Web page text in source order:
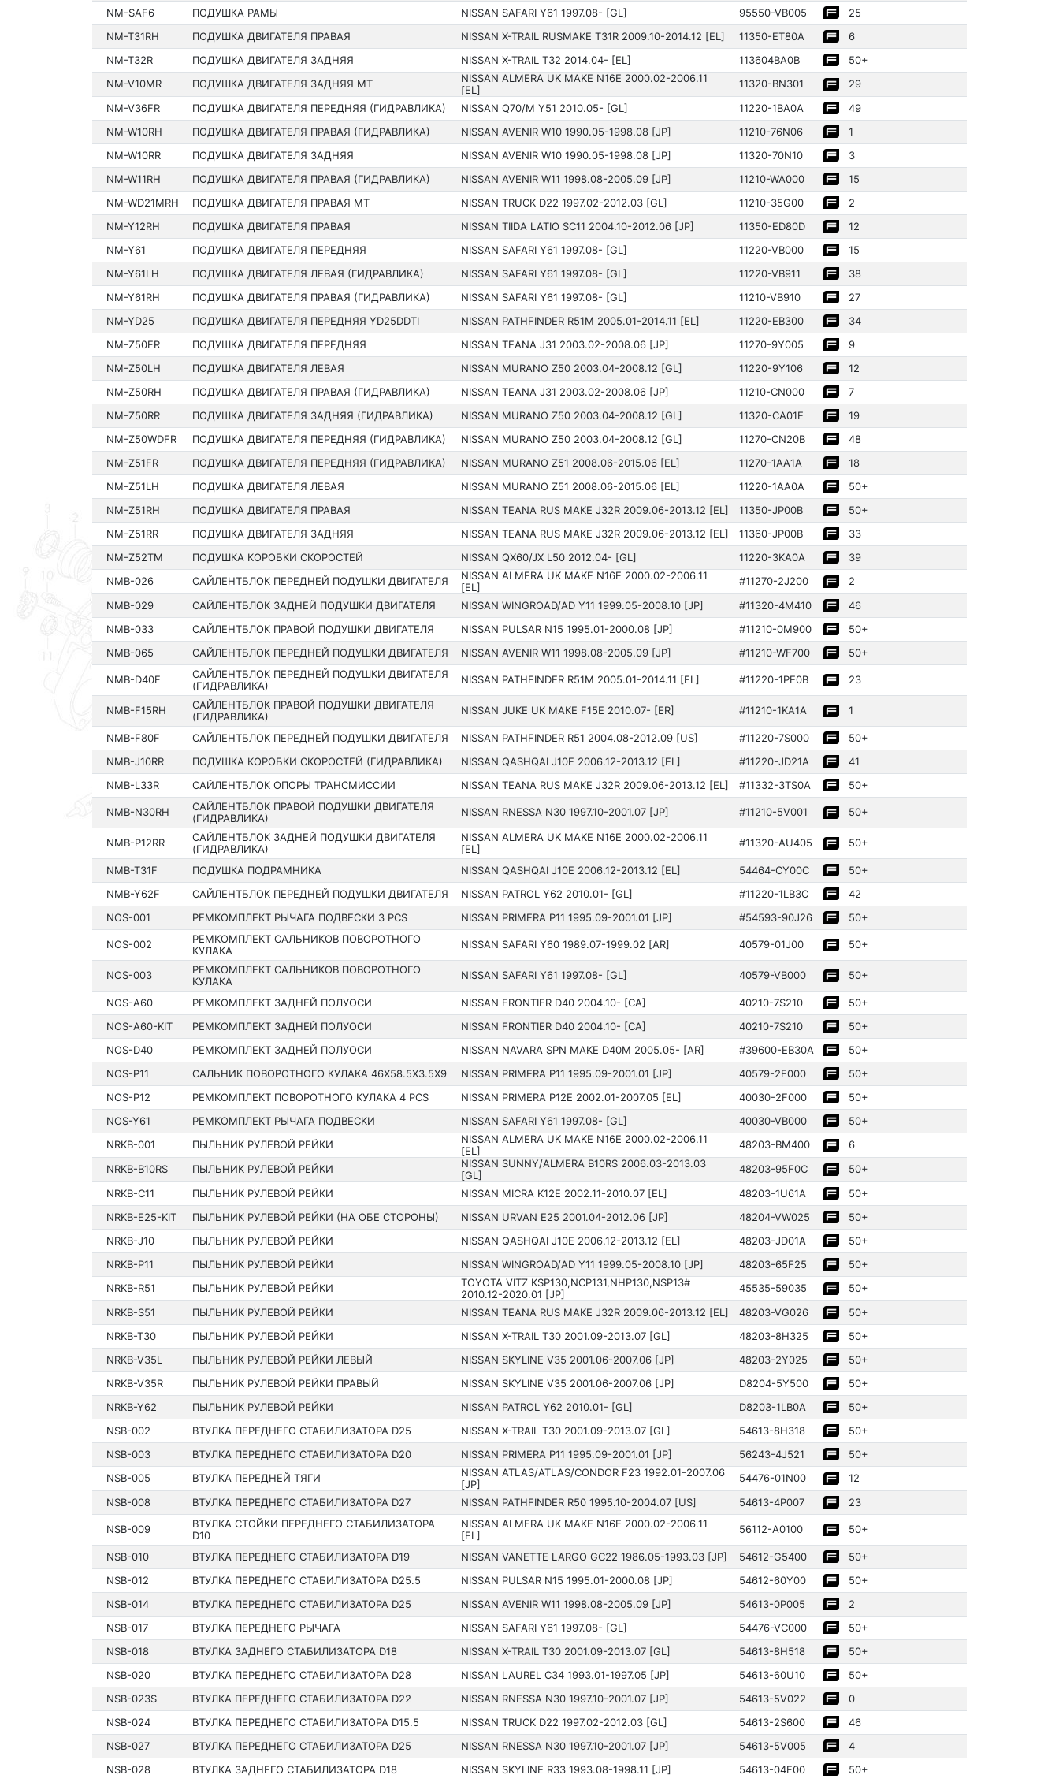
NM-SAF6
ПОДУШКА РАМЫ NISSAN SAFARI Y61 199­7.08- [GL] 95550­-VB005
25
NM-T31RH
ПОДУШКА ДВИГАТЕЛЯ ПРАВАЯ NISSAN X-TRAIL RUSMAKE T31R 2009.10-2014.12 [EL] 11350­-ET80A
6
NM-T32R
ПОДУШКА ДВИГАТЕЛЯ ЗАДНЯЯ NISSAN X-TRAIL T32 201­4.04- [EL] 11360­4BA0B
50+
NM-V10MR
ПОДУШКА ДВИГАТЕЛЯ ЗАДНЯЯ MT
NISSAN ALMERA UK MAKE N16E 2000.02-2006.11
[EL]
11320­-BN301
29
NM-V36FR
ПОДУШКА ДВИГАТЕЛЯ ПЕРЕДНЯЯ (ГИДРАВЛИКА) NISSAN Q70/M Y51 201­0.05- [GL] 11220­-1BA0A
49
NM-W10RH
ПОДУШКА ДВИГАТЕЛЯ ПРАВАЯ (ГИДРАВЛИКА) NISSAN AVENIR W10 199­0.05-1998.08 [JP] 11210­-76N06
1
NM-W10RR
ПОДУШКА ДВИГАТЕЛЯ ЗАДНЯЯ NISSAN AVENIR W10 199­0.05-1998.08 [JP] 11320­-70N10
3
NM-W11RH
ПОДУШКА ДВИГАТЕЛЯ ПРАВАЯ (ГИДРАВЛИКА) NISSAN AVENIR W11 199­8.08-2005.09 [JP] 11210­-WA000
15
NM-WD21MRH
ПОДУШКА ДВИГАТЕЛЯ ПРАВАЯ MT NISSAN TRUCK D22 199­7.02-2012.03 [GL] 11210­-35G00
2
NM-Y12RH
ПОДУШКА ДВИГАТЕЛЯ ПРАВАЯ NISSAN TIIDA LATIO SC11 200­4.10-2012.06 [JP] 11350­-ED80D
12
NM-Y61
ПОДУШКА ДВИГАТЕЛЯ ПЕРЕДНЯЯ NISSAN SAFARI Y61 199­7.08- [GL] 11220­-VB000
15
NM-Y61LH
ПОДУШКА ДВИГАТЕЛЯ ЛЕВАЯ (ГИДРАВЛИКА) NISSAN SAFARI Y61 199­7.08- [GL] 11220­-VB911
38
NM-Y61RH
ПОДУШКА ДВИГАТЕЛЯ ПРАВАЯ (ГИДРАВЛИКА) NISSAN SAFARI Y61 199­7.08- [GL] 11210­-VB910
27
NM-YD25
ПОДУШКА ДВИГАТЕЛЯ ПЕРЕДНЯЯ YD25DDTI NISSAN PATHFINDER R51M 2005.01-2014.11 [EL] 11220­-EB300
34
NM-Z50FR
ПОДУШКА ДВИГАТЕЛЯ ПЕРЕДНЯЯ NISSAN TEANA J31 200­3.02-2008.06 [JP] 11270­-9Y005
9
NM-Z50LH
ПОДУШКА ДВИГАТЕЛЯ ЛЕВАЯ NISSAN MURANO Z50 200­3.04-2008.12 [GL] 11220­-9Y106
12
NM-Z50RH
ПОДУШКА ДВИГАТЕЛЯ ПРАВАЯ (ГИДРАВЛИКА) NISSAN TEANA J31 200­3.02-2008.06 [JP] 11210­-CN000
7
NM-Z50RR
ПОДУШКА ДВИГАТЕЛЯ ЗАДНЯЯ (ГИДРАВЛИКА) NISSAN MURANO Z50 200­3.04-2008.12 [GL] 11320­-CA01E
19
NM-Z50WDFR
ПОДУШКА ДВИГАТЕЛЯ ПЕРЕДНЯЯ (ГИДРАВЛИКА) NISSAN MURANO Z50 200­3.04-2008.12 [GL] 11270­-CN20B
48
NM-Z51FR
ПОДУШКА ДВИГАТЕЛЯ ПЕРЕДНЯЯ (ГИДРАВЛИКА) NISSAN MURANO Z51 200­8.06-2015.06 [EL] 11270­-1AA1A
18
NM-Z51LH
ПОДУШКА ДВИГАТЕЛЯ ЛЕВАЯ NISSAN MURANO Z51 200­8.06-2015.06 [EL] 11220­-1AA0A
50+
NM-Z51RH
ПОДУШКА ДВИГАТЕЛЯ ПРАВАЯ NISSAN TEANA RUS MAKE J32R 2009.06-2013.12 [EL] 11350­-JP00B
50+
NM-Z51RR
ПОДУШКА ДВИГАТЕЛЯ ЗАДНЯЯ NISSAN TEANA RUS MAKE J32R 2009.06-2013.12 [EL] 11360­-JP00B
33
NM-Z52TM
ПОДУШКА КОРОБКИ СКОРОСТЕЙ NISSAN QX60/JX L50 201­2.04- [GL] 11220­-3KA0A
39
NMB-026
САЙЛЕНТБЛОК ПЕРЕДНЕЙ ПОДУШКИ ДВИГАТЕЛЯ
NISSAN ALMERA UK MAKE N16E 2000.02-2006.11
[EL]
#11270­-2J200
2
NMB-029
САЙЛЕНТБЛОК ЗАДНЕЙ ПОДУШКИ ДВИГАТЕЛЯ NISSAN WINGROAD/AD Y11 199­9.05-2008.10 [JP] #11320­-4M410
46
NMB-033
САЙЛЕНТБЛОК ПРАВОЙ ПОДУШКИ ДВИГАТЕЛЯ NISSAN PULSAR N15 199­5.01-2000.08 [JP] #11210­-0M900
50+
NMB-065
САЙЛЕНТБЛОК ПЕРЕДНЕЙ ПОДУШКИ ДВИГАТЕЛЯ NISSAN AVENIR W11 199­8.08-2005.09 [JP] #11210­-WF700 50+
NMB-D40F
САЙЛЕНТБЛОК ПЕРЕДНЕЙ ПОДУШКИ ДВИГАТЕЛЯ
(ГИДРАВЛИКА)
NISSAN PATHFINDER R51M 2005.01-2014.11 [EL] #11220­-1PE0B 23
NMB-F15RH
САЙЛЕНТБЛОК ПРАВОЙ ПОДУШКИ ДВИГАТЕЛЯ
(ГИДРАВЛИКА)
NISSAN JUKE UK MAKE F15E 2010.07- [ER] #11210­-1KA1A 1
NMB-F80F САЙЛЕНТБЛОК ПЕРЕДНЕЙ ПОДУШКИ ДВИГАТЕЛЯ NISSAN PATHFINDER R51 200­4.08-2012.09 [US] #11220­-7S000
50+
NMB-J10RR
ПОДУШКА КОРОБКИ СКОРОСТЕЙ (ГИДРАВЛИКА) NISSAN QASHQAI J10E 2006.12-2013.12 [EL] #11220­-JD21A
41
NMB-L33R
САЙЛЕНТБЛОК ОПОРЫ ТРАНСМИССИИ NISSAN TEANA RUS MAKE J32R 2009.06-2013.12 [EL] #11332­-3TS0A 50+
NMB-N30RH
САЙЛЕНТБЛОК ПРАВОЙ ПОДУШКИ ДВИГАТЕЛЯ
(ГИДРАВЛИКА)
NISSAN RNESSA N30 199­7.10-2001.07 [JP] #11210­-5V001 50+
NMB-P12RR
САЙЛЕНТБЛОК ЗАДНЕЙ ПОДУШКИ ДВИГАТЕЛЯ
(ГИДРАВЛИКА)
NISSAN ALMERA UK MAKE N16E 2000.02-2006.11
[EL]
#11320­-AU405 50+
NMB-T31F ПОДУШКА ПОДРАМНИКА NISSAN QASHQAI J10E 2006.12-2013.12 [EL] 54464­-CY00C
50+
NMB-Y62F
САЙЛЕНТБЛОК ПЕРЕДНЕЙ ПОДУШКИ ДВИГАТЕЛЯ NISSAN PATROL Y62 201­0.01- [GL] #11220­-1LB3C
42
NOS-001
РЕМКОМПЛЕКТ РЫЧАГА ПОДВЕСКИ 3 PCS NISSAN PRIMERA P11 199­5.09-2001.01 [JP] #54593­-90J26 50+
NOS-002
РЕМКОМПЛЕКТ САЛЬНИКОВ ПОВОРОТНОГО
КУЛАКА
NISSAN SAFARI Y60 198­9.07-1999.02 [AR] 40579­-01J00 50+
NOS-003
РЕМКОМПЛЕКТ САЛЬНИКОВ ПОВОРОТНОГО
КУЛАКА
NISSAN SAFARI Y61 199­7.08- [GL] 40579­-VB000 50+
NOS-A60 РЕМКОМПЛЕКТ ЗАДНЕЙ ПОЛУОСИ NISSAN FRONTIER D40 200­4.10- [CA] 40210­-7S210
50+
NOS-A60-KIT
РЕМКОМПЛЕКТ ЗАДНЕЙ ПОЛУОСИ NISSAN FRONTIER D40 200­4.10- [CA] 40210­-7S210
50+
NOS-D40
РЕМКОМПЛЕКТ ЗАДНЕЙ ПОЛУОСИ NISSAN NAVARA SPN MAKE D40M 2005.05- [AR] #39600­-EB30A
50+
NOS-P11
САЛЬНИК ПОВОРОТНОГО КУЛАКА 46X58.5X3.5X9 NISSAN PRIMERA P11 199­5.09-2001.01 [JP] 40579­-2F000
50+
NOS-P12
РЕМКОМПЛЕКТ ПОВОРОТНОГО КУЛАКА 4 PCS NISSAN PRIMERA P12E 2002.01-2007.05 [EL] 40030­-2F000
50+
NOS-Y61
РЕМКОМПЛЕКТ РЫЧАГА ПОДВЕСКИ NISSAN SAFARI Y61 199­7.08- [GL] 40030­-VB000
50+
NRKB-001
ПЫЛЬНИК РУЛЕВОЙ РЕЙКИ
NISSAN ALMERA UK MAKE N16E 2000.02-2006.11
[EL]
48203­-BM400
6
NRKB-B10RS
ПЫЛЬНИК РУЛЕВОЙ РЕЙКИ
NISSAN SUNNY/ALMERA B10RS 2006.03-2013.03
[GL]
48203­-95F0C
50+
NRKB-C11
ПЫЛЬНИК РУЛЕВОЙ РЕЙКИ NISSAN MICRA K12E 2002.11-2010.07 [EL] 48203­-1U61A
50+
NRKB-E25-KIT
ПЫЛЬНИК РУЛЕВОЙ РЕЙКИ (НА ОБЕ СТОРОНЫ) NISSAN URVAN E25 200­1.04-2012.06 [JP] 48204­-VW025
50+
NRKB-J10
ПЫЛЬНИК РУЛЕВОЙ РЕЙКИ NISSAN QASHQAI J10E 2006.12-2013.12 [EL] 48203­-JD01A
50+
NRKB-P11
ПЫЛЬНИК РУЛЕВОЙ РЕЙКИ NISSAN WINGROAD/AD Y11 199­9.05-2008.10 [JP] 48203­-65F25
50+
NRKB-R51
ПЫЛЬНИК РУЛЕВОЙ РЕЙКИ
TOYOTA VITZ KSP130,NCP131,NHP130,NSP13#
2010.12-2020.01 [JP]
45535­-59035­
50+
NRKB-S51
ПЫЛЬНИК РУЛЕВОЙ РЕЙКИ NISSAN TEANA RUS MAKE J32R 2009.06-2013.12 [EL] 48203­-VG026
50+
NRKB-T30
ПЫЛЬНИК РУЛЕВОЙ РЕЙКИ NISSAN X-TRAIL T30 200­1.09-2013.07 [GL] 48203­-8H325
50+
NRKB-V35L
ПЫЛЬНИК РУЛЕВОЙ РЕЙКИ ЛЕВЫЙ NISSAN SKYLINE V35 200­1.06-2007.06 [JP] 48203­-2Y025
50+
NRKB-V35R
ПЫЛЬНИК РУЛЕВОЙ РЕЙКИ ПРАВЫЙ NISSAN SKYLINE V35 200­1.06-2007.06 [JP] D8204-5Y500
50+
NRKB-Y62
ПЫЛЬНИК РУЛЕВОЙ РЕЙКИ NISSAN PATROL Y62 201­0.01- [GL] D8203-1LB0A
50+
NSB-002
ВТУЛКА ПЕРЕДНЕГО СТАБИЛИЗАТОРА D25 NISSAN X-TRAIL T30 200­1.09-2013.07 [GL] 54613­-8H318
50+
NSB-003
ВТУЛКА ПЕРЕДНЕГО СТАБИЛИЗАТОРА D20 NISSAN PRIMERA P11 199­5.09-2001.01 [JP] 56243­-4J521
50+
NSB-005
ВТУЛКА ПЕРЕДНЕЙ ТЯГИ
NISSAN ATLAS/ATLAS/CONDOR F23 199­2.01-2007.06
[JP]
54476­-01N00
12
NSB-008
ВТУЛКА ПЕРЕДНЕГО СТАБИЛИЗАТОРА D27 NISSAN PATHFINDER R50 199­5.10-2004.07 [US] 54613­-4P007 23
NSB-009
ВТУЛКА СТОЙКИ ПЕРЕДНЕГО СТАБИЛИЗАТОРА
D10
NISSAN ALMERA UK MAKE N16E 2000.02-2006.11
[EL]
56112­-A0100 50+
NSB-010 ВТУЛКА ПЕРЕДНЕГО СТАБИЛИЗАТОРА D19 NISSAN VANETTE LARGO GC22 198­6.05-1993.03 [JP] 54612­-G5400
50+
NSB-012
ВТУЛКА ПЕРЕДНЕГО СТАБИЛИЗАТОРА D25.5 NISSAN PULSAR N15 199­5.01-2000.08 [JP] 54612­-60Y00
50+
NSB-014
ВТУЛКА ПЕРЕДНЕГО СТАБИЛИЗАТОРА D25 NISSAN AVENIR W11 199­8.08-2005.09 [JP] 54613­-0P005
2
NSB-017
ВТУЛКА ПЕРЕДНЕГО РЫЧАГА NISSAN SAFARI Y61 199­7.08- [GL] 54476­-VC000
50+
NSB-018
ВТУЛКА ЗАДНЕГО СТАБИЛИЗАТОРА D18 NISSAN X-TRAIL T30 200­1.09-2013.07 [GL] 54613­-8H518
50+
NSB-020
ВТУЛКА ПЕРЕДНЕГО СТАБИЛИЗАТОРА D28 NISSAN LAUREL C34 199­3.01-1997.05 [JP] 54613­-60U10
50+
NSB-023S
ВТУЛКА ПЕРЕДНЕГО СТАБИЛИЗАТОРА D22 NISSAN RNESSA N30 199­7.10-2001.07 [JP] 54613­-5V022
0
NSB-024
ВТУЛКА ПЕРЕДНЕГО СТАБИЛИЗАТОРА D15.5 NISSAN TRUCK D22 199­7.02-2012.03 [GL] 54613­-2S600
46
NSB-027
ВТУЛКА ПЕРЕДНЕГО СТАБИЛИЗАТОРА D25 NISSAN RNESSA N30 199­7.10-2001.07 [JP] 54613­-5V005
4
NSB-028
ВТУЛКА ЗАДНЕГО СТАБИЛИЗАТОРА D18 NISSAN SKYLINE R33 199­3.08-1998.11 [JP] 54613­-04F00 50+